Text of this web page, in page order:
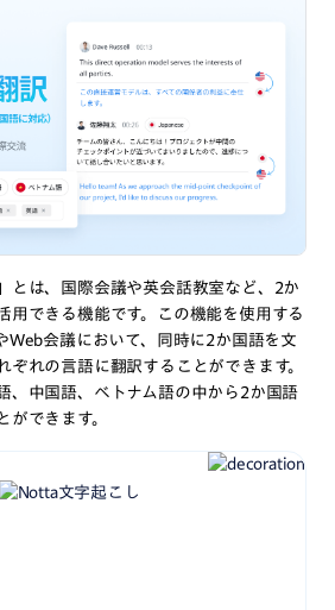
とは、国際会議や英会話教室など、2か
用できる機能です。この機能を使用する
Web会議において、同時に2か国語を文
ぞれの言語に翻訳することができます。
、中国語、ベトナム語の中から2か国語
ができます。